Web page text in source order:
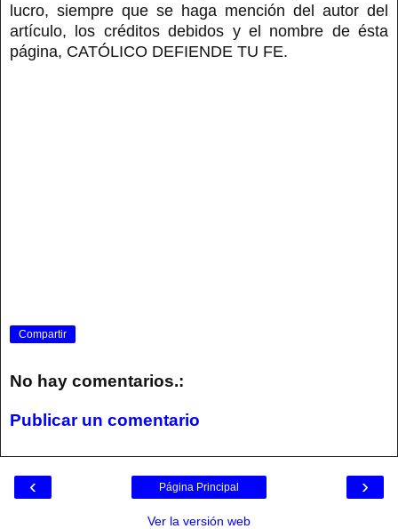
lucro, siempre que se haga mención del autor del
artículo, los créditos debidos y el nombre de ésta
página, CATÓLICO DEFIENDE TU FE.
Compartir
No hay comentarios.:
Publicar un comentario
‹ ›
Página Principal
Ver la versión web